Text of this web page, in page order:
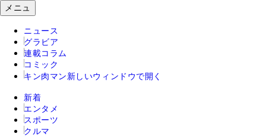
メニュ
ニュース
グラビア
連載コラム
コミック
キン肉マン 新しいウィンドウで開く
新着
エンタメ
スポーツ
クルマ